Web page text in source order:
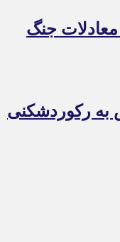
در معادلات جنگ
به رکوردشکنی